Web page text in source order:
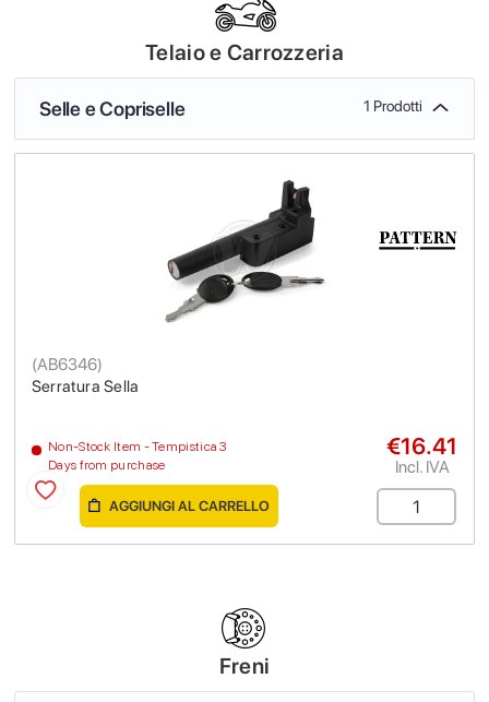
Telaio e Carrozzeria
Selle e Copriselle 1 Prodotti
Serratura Sella
(AB6346)
Non-Stock Item - Tempistica 3
Days from purchase
€16.41
Incl. IVA
AGGIUNGI AL CARRELLO
Freni